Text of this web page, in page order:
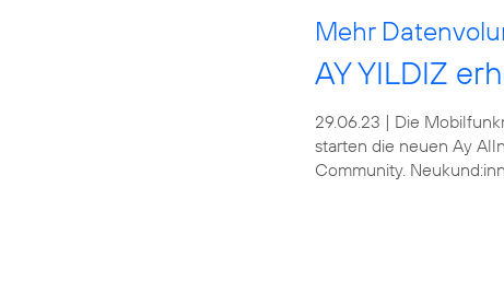
Mehr
AY YILDIZ
29.06.23 | Die
starten die neuen Ay
Community.